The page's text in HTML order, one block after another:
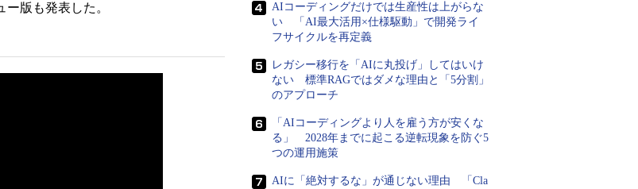
ー版も発表した。
AIコーディングだけでは生産性は上がらな
い 「AI最大活用×仕様駆動」で開発ライ
フサイクルを再定義
レガシー移行を「AIに丸投げ」してはいけ
ない 標準RAGではダメな理由と「5分割」
のアプローチ
「AIコーディングより人を雇う方が安くな
る」 2028年までに起こる逆転現象を防ぐ5
つの運用施策
AIに「絶対するな」が通じない理由 「Cla